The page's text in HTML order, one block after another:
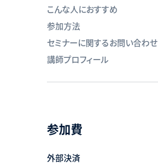
こんな人におすすめ
参加方法
セミナーに関するお問い合わせ
講師プロフィール
参加費
外部決済